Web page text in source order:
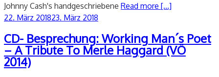
Johnny Cash's handgeschriebene Read more [...]
Veröffentlicht
22. März 201823. März 2018
CD- Besprechung: Working Man´s Poet
– A Tribute To Merle Haggard (VÖ
2014)